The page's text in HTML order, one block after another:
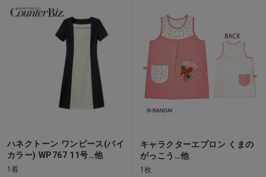
ハネクトーン ワンピース(バイ
カラー) WP767 11号…他
1着
キャラクターエプロン くまの
がっこう…他
1枚